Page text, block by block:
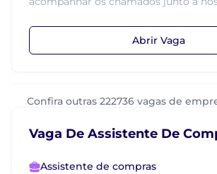
Abrir Vaga
Confira outras 222736 vagas de
Vaga De Assistente De
Assistente de compras